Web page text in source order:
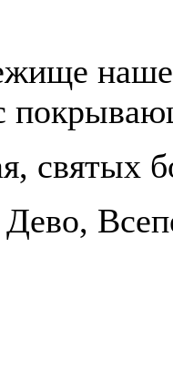
святых